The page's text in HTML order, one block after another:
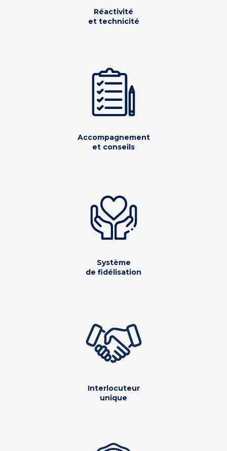
Réactivité
et technicité
Accompagnement
et conseils
Système
de fidélisation
Interlocuteur
unique